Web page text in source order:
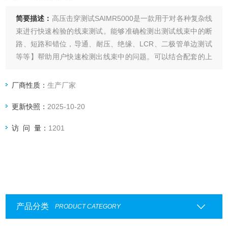
简要描述： 高压击穿测试SAIMR5000是一款用于对各种复杂线
束进行快速检验的线束测试。能够准确检测出测试线束中的断
路、短路和错位，导通、耐压、绝缘、LCR、二极管单边测试
等等】帮助用户快速检测出线束中的问题。可以结合配套的上
满足生产线、进货检验及实验室测量要求。
厂商性质：生产厂家
更新快照： 2025-10-20
访 问 量： 1201
产品分类 PRODUCT CATEGORY